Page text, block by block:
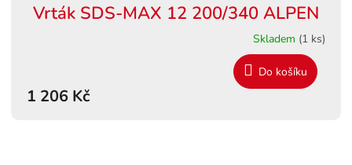
Vrták SDS-MAX 12 200/340 ALPEN
Skladem (1 ks)
1 206 Kč
Do košíku